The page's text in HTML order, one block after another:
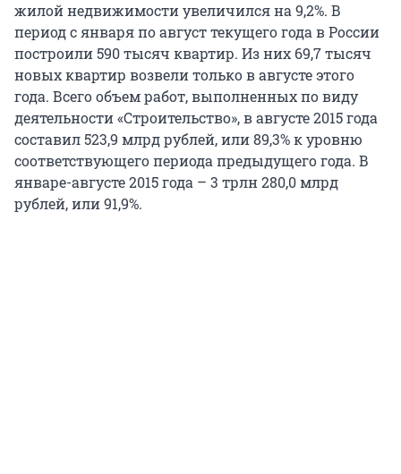
жилой недвижимости увеличился на 9,2%. В
период с января по август текущего года в России
построили 590 тысяч квартир. Из них 69,7 тысяч
новых квартир возвели только в августе этого
года. Всего объем работ, выполненных по виду
деятельности «Строительство», в августе 2015 года
составил 523,9 млрд рублей, или 89,3% к уровню
соответствующего периода предыдущего года. В
январе-августе 2015 года – 3 трлн 280,0 млрд
рублей, или 91,9%.